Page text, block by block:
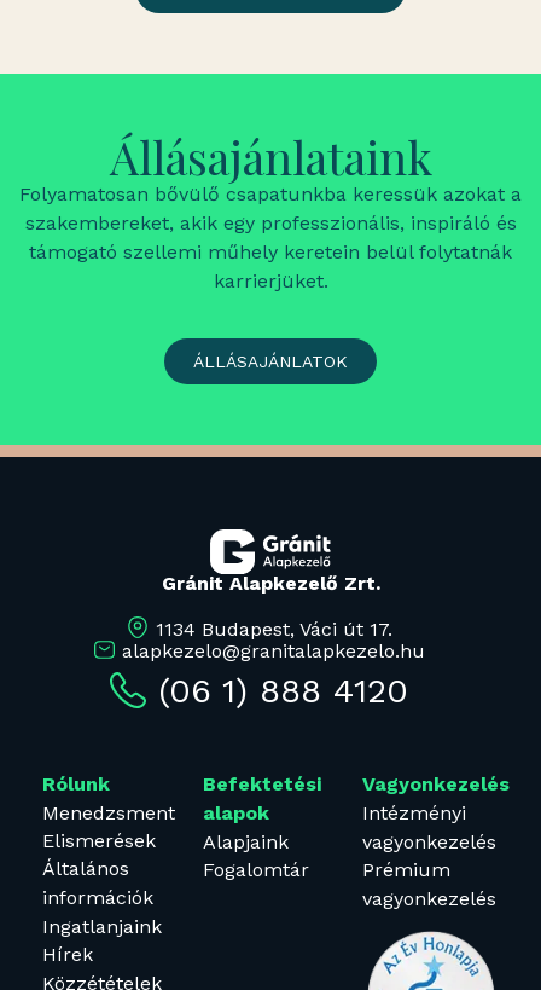
Állásajánlataink
Folyamatosan bővülő csapatunkba keressük azokat a
szakembereket, akik egy professzionális, inspiráló és
támogató szellemi műhely keretein belül folytatnák
karrierjüket.
ÁLLÁSAJÁNLATOK
Gránit Alapkezelő Zrt.
1134 Budapest, Váci út 17.
alapkezelo@granitalapkezelo.hu
(06 1) 888 4120
Rólunk
Menedzsment
Elismerések
Általános
információk
Ingatlanjaink
Hírek
Közzétételek
Befektetési
alapok
Alapjaink
Fogalomtár
Vagyonkezelés
Intézményi
vagyonkezelés
Prémium
vagyonkezelés